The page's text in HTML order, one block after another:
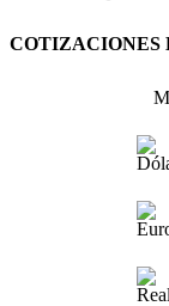
COTIZACIONES
Real